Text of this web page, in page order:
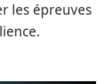
les épreuves